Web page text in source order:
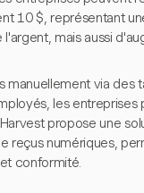
10 $, représentant
mais aussi
manuellement via des
les
propose une
reçus numériques,
conformité.